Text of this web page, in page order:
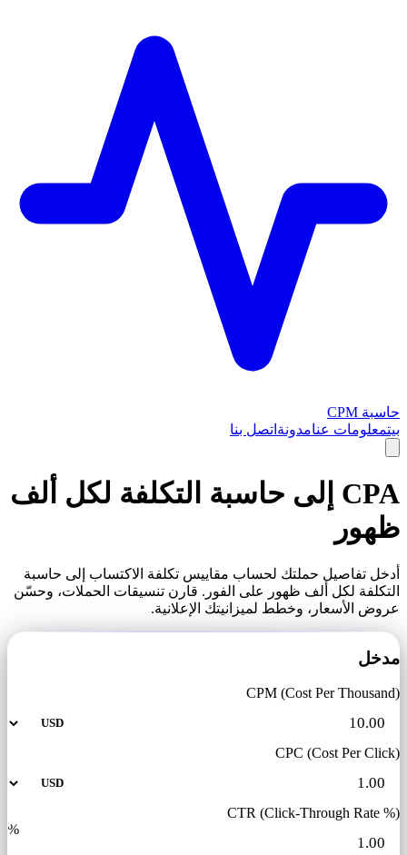
حاسبة CPM
بيتمعلومات عنامدونة اتصل بنا
CPA إلى حاسبة التكلفة لكل ألف
ظهور
أدخل تفاصيل حملتك لحساب مقاييس تكلفة الاكتساب إلى حاسبة
التكلفة لكل ألف ظهور على الفور. قارن تنسيقات الحملات، وحسّن
عروض الأسعار، وخطط لميزانيتك الإعلانية.
مدخل
CPM (Cost Per Thousand)
CPC (Cost Per Click)
CTR (Click-Through Rate %)
%